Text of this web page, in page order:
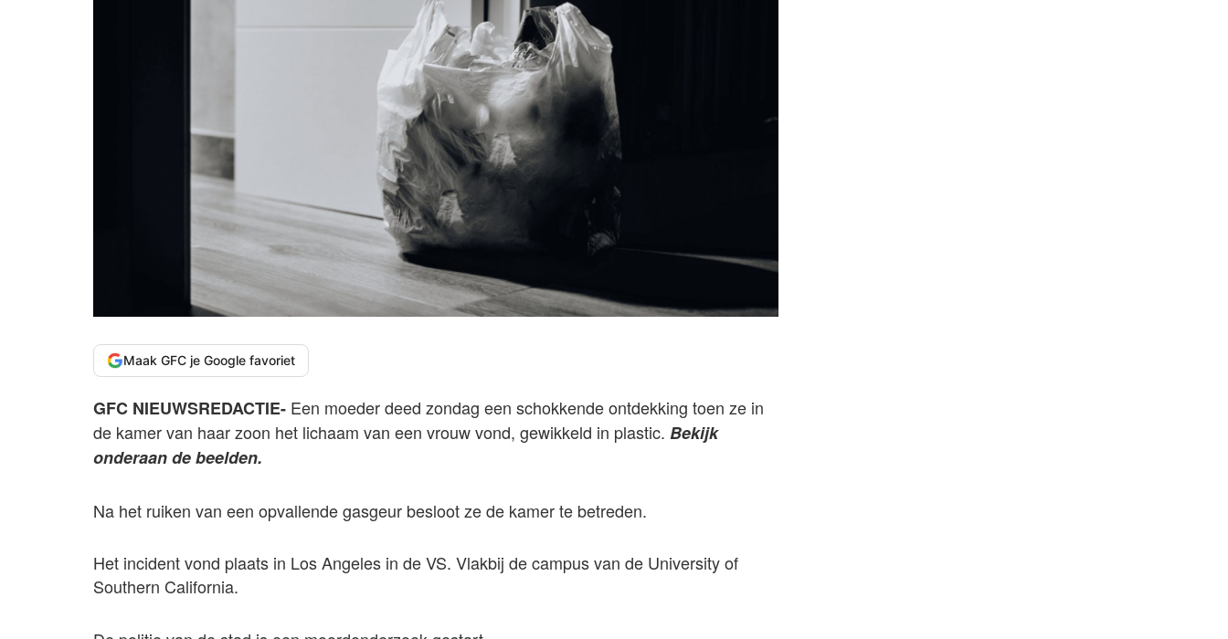
Maak GFC je Google favoriet
GFC NIEUWSREDACTIE- Een moeder deed zondag een schokkende ontdekking toen ze in
de kamer van haar zoon het lichaam van een vrouw vond, gewikkeld in plastic. Bekijk
onderaan de beelden.
Na het ruiken van een opvallende gasgeur besloot ze de kamer te betreden.
Het incident vond plaats in Los Angeles in de VS. Vlakbij de campus van de University of
Southern California.